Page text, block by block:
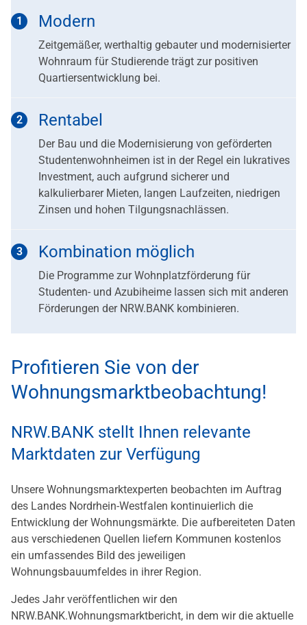
Modern
Zeitgemäßer, werthaltig gebauter und modernisierter
Wohnraum für Studierende trägt zur positiven
Quartiersentwicklung bei.
Rentabel
Der Bau und die Modernisierung von geförderten
Studentenwohnheimen ist in der Regel ein lukratives
Investment, auch aufgrund sicherer und
kalkulierbarer Mieten, langen Laufzeiten, niedrigen
Zinsen und hohen Tilgungsnachlässen.
Kombination möglich
Die Programme zur Wohnplatzförderung für
Studenten- und Azubiheime lassen sich mit anderen
Förderungen der NRW.BANK kombinieren.
Profitieren Sie von der
Wohnungsmarktbeobachtung!
NRW.BANK stellt Ihnen relevante
Marktdaten zur Verfügung
Unsere Wohnungsmarktexperten beobachten im Auftrag
des Landes Nordrhein-Westfalen kontinuierlich die
Entwicklung der Wohnungsmärkte. Die aufbereiteten Daten
aus verschiedenen Quellen liefern Kommunen kostenlos
ein umfassendes Bild des jeweiligen
Wohnungsbauumfeldes in ihrer Region.
Jedes Jahr veröffentlichen wir den
NRW.BANK.Wohnungsmarktbericht, in dem wir die aktuelle